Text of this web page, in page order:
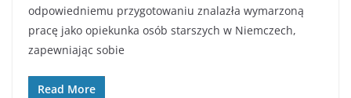
odpowiedniemu przygotowaniu znalazła wymarzoną
pracę jako opiekunka osób starszych w Niemczech,
zapewniając sobie
Read More